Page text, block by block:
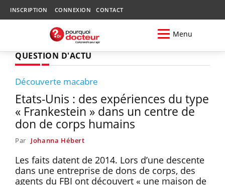
INSCRIPTION CONNEXION CONTACT
Menu
QUESTION D'ACTU
Découverte macabre
Etats-Unis : des expériences du type
« Frankestein » dans un centre de
don de corps humains
Par Johanna Hébert
Les faits datent de 2014. Lors d’une descente
dans une entreprise de dons de corps, des
agents du FBI ont découvert « une maison de